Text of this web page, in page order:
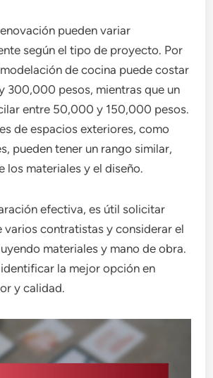
pueden variar
según el tipo de proyecto. Por
de cocina puede costar
300,000 pesos, mientras que un
entre 50,000 y 150,000 pesos.
de espacios exteriores, como
pueden tener un rango similar,
los materiales y el diseño.
efectiva, es útil solicitar
varios contratistas y considerar el
materiales y mano de obra.
la mejor opción en
y calidad.